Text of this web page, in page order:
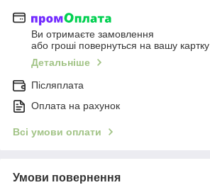
Ви отримаєте замовлення
або гроші повернуться на вашу картку
Детальніше
Післяплата
Оплата на рахунок
Всі умови оплати
Умови повернення